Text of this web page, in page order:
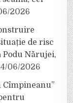
2026
de risc
Podu Nărujei,
06/2026
Cîmpineanu”